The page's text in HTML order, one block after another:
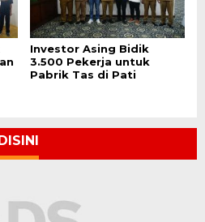
Investor Asing Bidik
3.500 Pekerja untuk
Pabrik Tas di Pati